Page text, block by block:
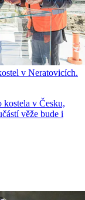
v Neratovicích.
kostela v Česku,
věže bude i